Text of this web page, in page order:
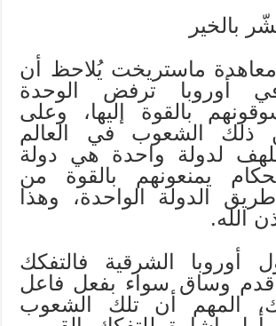
بالخير
معاهدة ماستريخت يُلاحظ أن
أوروبا ترفض الوحدة
بالقوة إليها، وعلى
ذلك الشعوب في العالم
لدولة واحدة هي دولة
يمنعونهم بالقوة من
الدولة الواحدة، وهذا
الله.
أوروبا الشرقية فالتفكك
وساق سواء بفعل فاعل
المهم أن تلك الشعوب